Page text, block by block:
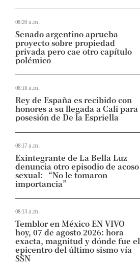
08:20 a.m.
Senado argentino aprueba
proyecto sobre propiedad
privada pero cae otro capítulo
polémico
08:18 a.m.
Rey de España es recibido con
honores a su llegada a Cali para
posesión de De la Espriella
08:17 a.m.
Exintegrante de La Bella Luz
denuncia otro episodio de acoso
sexual: “No le tomaron
importancia”
08:13 a.m.
Temblor en México EN VIVO
hoy, 07 de agosto 2026: hora
exacta, magnitud y dónde fue el
epicentro del último sismo vía
SSN